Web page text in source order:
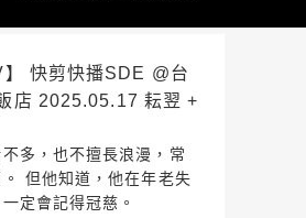
】 快剪快播SDE @台
店 2025.05.17 耘翌 +
多，也不擅長浪漫，常
但他知道，他在年老失
定會記得冠慈。